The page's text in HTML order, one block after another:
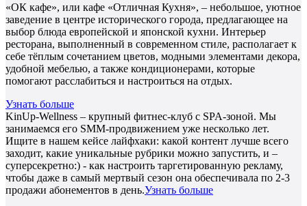
«ОК кафе», или кафе «Отличная Кухня», – небольшое, уютное
заведение в центре исторического города, предлагающее на
выбор блюда европейской и японской кухни. Интерьер
ресторана, выполненный в современном стиле, располагает к
себе тёплым сочетанием цветов, модными элементами декора,
удобной мебелью, а также кондиционерами, которые
помогают расслабиться и настроиться на отдых.
Узнать больше
KinUp-Wellness – крупный фитнес-клуб с SPA-зоной. Мы
занимаемся его SMM-продвижением уже несколько лет.
Ищите в нашем кейсе лайфхаки: какой контент лучше всего
заходит, какие уникальные рубрики можно запустить, и –
суперсекретно:) - как настроить таргетированную рекламу,
чтобы даже в самый мертвый сезон она обеспечивала по 2-3
продажи абонементов в день.Узнать больше